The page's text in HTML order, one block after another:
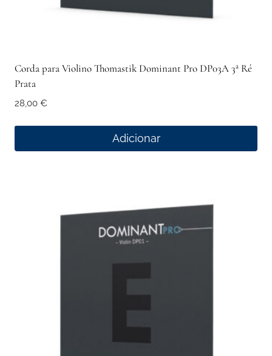
Corda para Violino Thomastik Dominant Pro DP03A 3ª Ré
Prata
28,00 €
Adicionar